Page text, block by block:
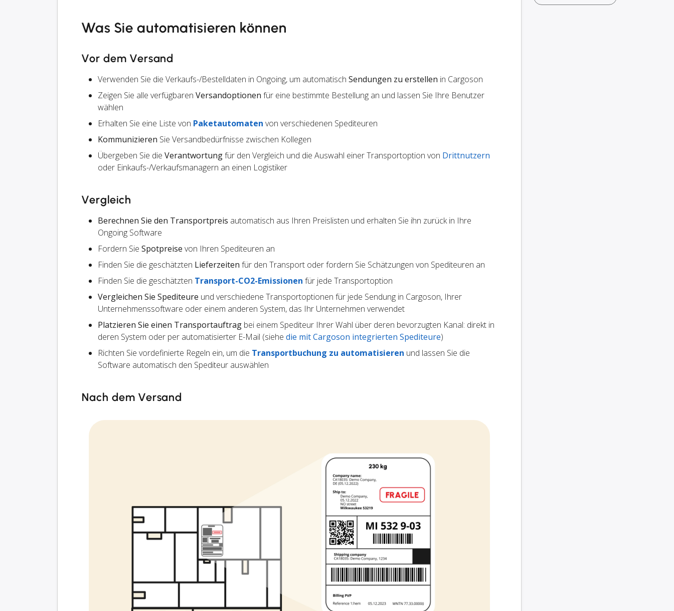
Was Sie automatisieren können
Vor dem Versand
Verwenden Sie die Verkaufs-/Bestelldaten in Ongoing, um automatisch Sendungen zu erstellen in Cargoson
Zeigen Sie alle verfügbaren Versandoptionen für eine bestimmte Bestellung an und lassen Sie Ihre Benutzer
wählen
Erhalten Sie eine Liste von Paketautomaten von verschiedenen Spediteuren
Kommunizieren Sie Versandbedürfnisse zwischen Kollegen
Übergeben Sie die Verantwortungfür den Vergleich und die Auswahl einer Transportoption von Drittnutzern
oder Einkaufs-/Verkaufsmanagern an einen Logistiker
Vergleich
Berechnen Sie den Transportpreis automatisch aus Ihren Preislisten und erhalten Sie ihn zurück in Ihre
Ongoing Software
Fordern Sie Spotpreise von Ihren Spediteuren an
Finden Sie die geschätzten Lieferzeiten für den Transport oder fordern Sie Schätzungen von Spediteuren an
Finden Sie die geschätzten Transport-CO2-Emissionen für jede Transportoption
Vergleichen Sie Spediteure und verschiedene Transportoptionen für jede Sendung in Cargoson, Ihrer
Unternehmenssoftware oder einem anderen System, das Ihr Unternehmen verwendet
Platzieren Sie einen Transportauftrag bei einem Spediteur Ihrer Wahl über deren bevorzugten Kanal: direkt in
deren System oder per automatisierter E-Mail (siehe die mit Cargoson integrierten Spediteure)
Richten Sie vordefinierte Regeln ein, um die Transportbuchung zu automatisieren und lassen Sie die
Software automatisch den Spediteur auswählen
Nach dem Versand